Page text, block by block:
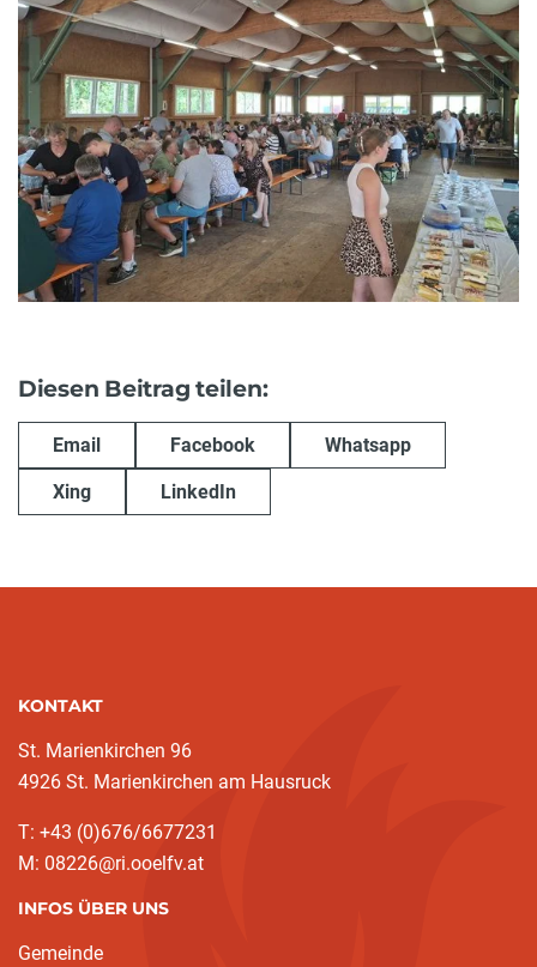
Diesen Beitrag teilen:
Email Facebook Whatsapp
Xing LinkedIn
KONTAKT
St. Marienkirchen 96
4926 St. Marienkirchen am Hausruck
T: +43 (0)676/6677231
M: 08226@ri.ooelfv.at
INFOS ÜBER UNS
Gemeinde